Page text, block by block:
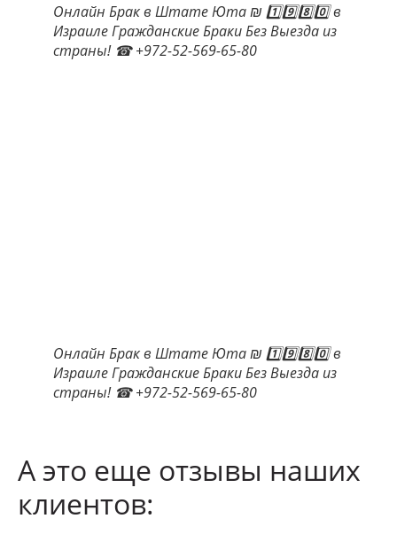
Онлайн Брак в Штате Юта ₪ 1️⃣9️⃣8️⃣0️⃣ в
Израиле Гражданские Браки Без Выезда из
страны! ☎ +972-52-569-65-80
Онлайн Брак в Штате Юта ₪ 1️⃣9️⃣8️⃣0️⃣ в
Израиле Гражданские Браки Без Выезда из
страны! ☎ +972-52-569-65-80
А это еще отзывы наших
клиентов: